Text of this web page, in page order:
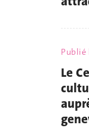
Publié
Le